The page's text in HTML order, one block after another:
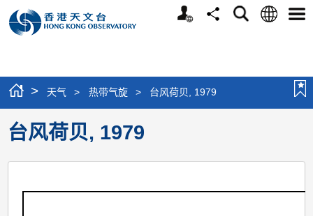
个
分
搜
语
选
> 天气 > 热带气旋 > 台风荷贝, 1979
台风荷贝, 1979